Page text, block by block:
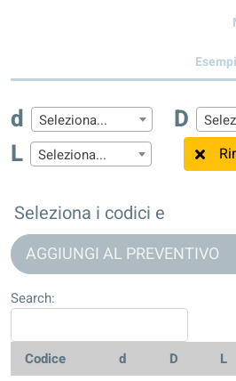
d Seleziona... D
L Seleziona...
Seleziona i codici e
AGGIUNGI AL PREVENTIVO
Search:
Codice d D L